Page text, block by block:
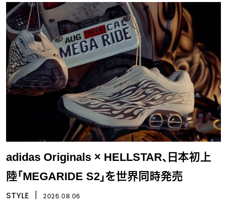
adidas Originals × HELLSTAR、日本初上
陸「MEGARIDE S2」を世界同時発売
STYLE 2026.08.06